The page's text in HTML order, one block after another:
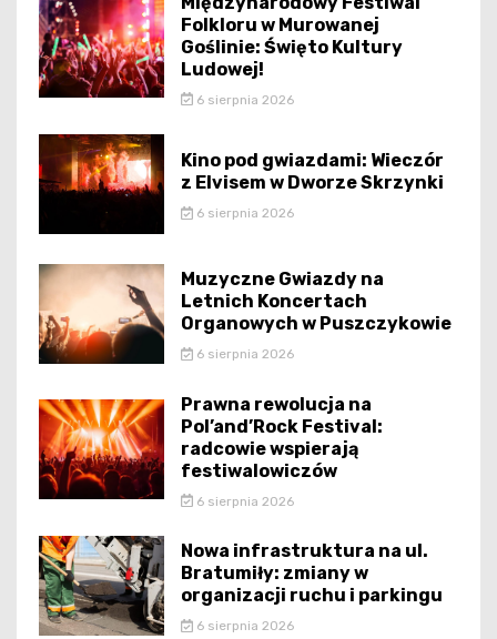
Folkloru w Murowanej
Goślinie: Święto Kultury
Ludowej!
6 sierpnia 2026
Kino pod gwiazdami: Wieczór
z Elvisem w Dworze Skrzynki
6 sierpnia 2026
Muzyczne Gwiazdy na
Letnich Koncertach
Organowych w Puszczykowie
6 sierpnia 2026
Prawna rewolucja na
Pol’and’Rock Festival:
radcowie wspierają
festiwalowiczów
6 sierpnia 2026
Nowa infrastruktura na ul.
Bratumiły: zmiany w
organizacji ruchu i parkingu
6 sierpnia 2026